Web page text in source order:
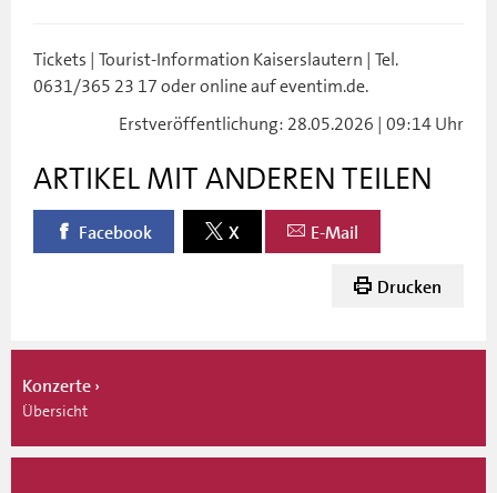
Tickets | Tourist-Information Kaiserslautern | Tel.
0631/365 23 17 oder online auf eventim.de.
Erstveröffentlichung: 28.05.2026 | 09:14 Uhr
ARTIKEL MIT ANDEREN TEILEN
Facebook X E-Mail
Drucken
Konzerte
Übersicht